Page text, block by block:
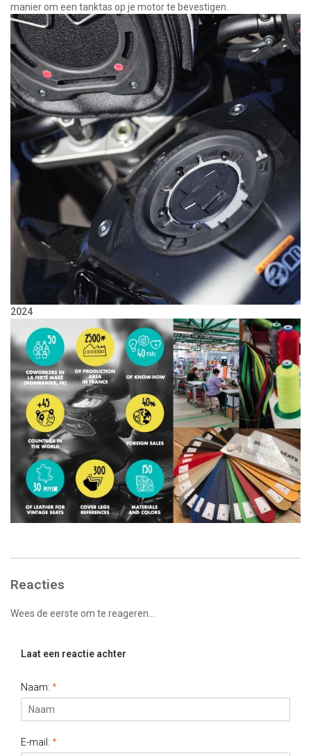
manier om een tanktas op je motor te bevestigen.
2024
Reacties
Wees de eerste om te reageren...
Laat een reactie achter
Naam: *
E-mail: *